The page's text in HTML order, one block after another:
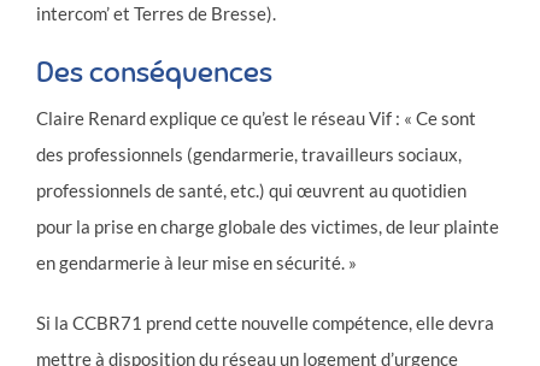
intercom’ et Terres de Bresse).
Des conséquences
Claire Renard explique ce qu’est le réseau Vif : « Ce sont
des professionnels (gendarmerie, travailleurs sociaux,
professionnels de santé, etc.) qui œuvrent au quotidien
pour la prise en charge globale des victimes, de leur plainte
en gendarmerie à leur mise en sécurité. »
Si la CCBR71 prend cette nouvelle compétence, elle devra
mettre à disposition du réseau un logement d’urgence